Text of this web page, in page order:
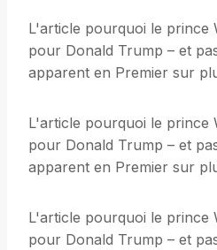
L'article pourquoi le prince
pour Donald Trump – et
apparent en Premier sur
L'article pourquoi le prince
pour Donald Trump – et
apparent en Premier sur
L'article pourquoi le prince
pour Donald Trump – et